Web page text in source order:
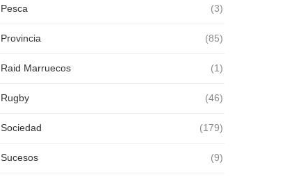
Pesca (3)
Provincia (85)
Raid Marruecos (1)
Rugby (46)
Sociedad (179)
Sucesos (9)